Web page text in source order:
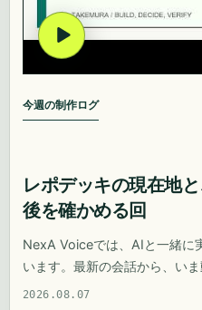
今週の制作ログ
レポデッキの現在地
後を確かめる回
NexA Voiceでは、AIと一緒に
います。最新の会話から、い
い。
2026.08.07